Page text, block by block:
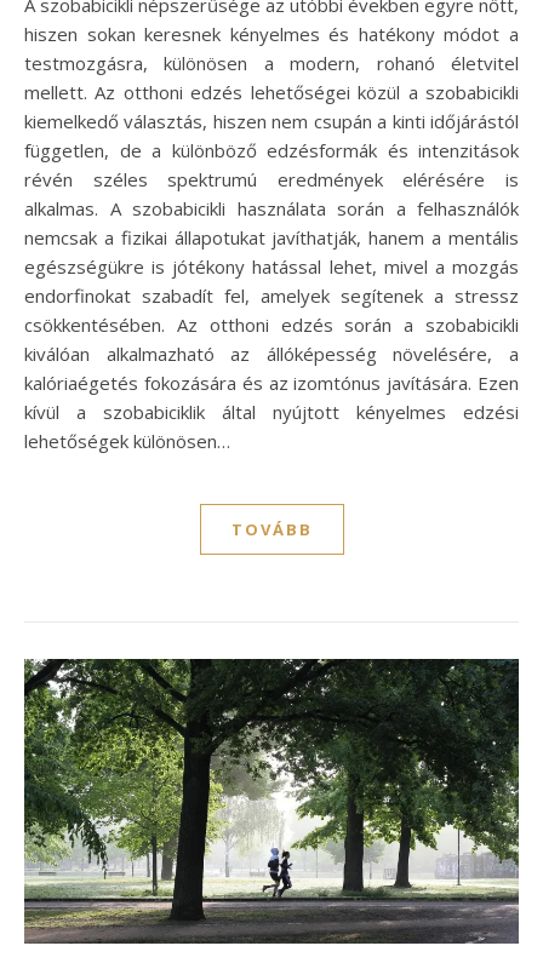
hiszen sokan keresnek kényelmes és hatékony módot a
testmozgásra, különösen a modern, rohanó életvitel
mellett. Az otthoni edzés lehetőségei közül a szobabicikli
kiemelkedő választás, hiszen nem csupán a kinti időjárástól
független, de a különböző edzésformák és intenzitások
révén széles spektrumú eredmények elérésére is
alkalmas. A szobabicikli használata során a felhasználók
nemcsak a fizikai állapotukat javíthatják, hanem a mentális
egészségükre is jótékony hatással lehet, mivel a mozgás
endorfinokat szabadít fel, amelyek segítenek a stressz
csökkentésében. Az otthoni edzés során a szobabicikli
kiválóan alkalmazható az állóképesség növelésére, a
kalóriaégetés fokozására és az izomtónus javítására. Ezen
kívül a szobabiciklik által nyújtott kényelmes edzési
lehetőségek különösen…
TOVÁBB